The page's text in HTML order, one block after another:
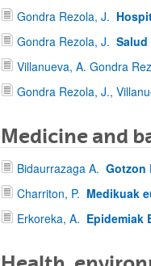
Gondra Rezola, J.
Gondra Rezola, J.
Villanueva, A. Gondra
Gondra Rezola, J.,
Medicine and
Bidaurrazaga A. Gotzon
Charriton, P. Medikuak
Erkoreka, A. Epidemiak